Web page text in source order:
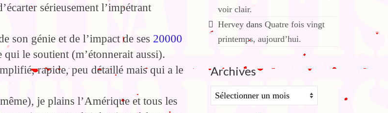
sérieusement l’impétrant
son génie et de l’impact de ses 20000
qui le soutient (m’étonnerait aussi).
rapide, peu détaillé mais qui a le
je plains l’Amérique et tous les
voir clair.
Herveydans Quatre fois vingt
printemps, aujourd’hui.
Archives
Archives